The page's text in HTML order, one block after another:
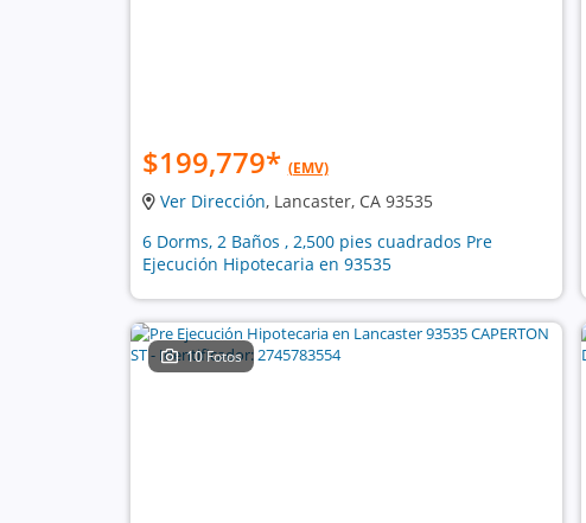
$199,779* (EMV)
Ver Dirección, Lancaster, CA 93535
6 Dorms, 2 Baños , 2,500 pies cuadrados Pre
Ejecución Hipotecaria en 93535
10 Fotos